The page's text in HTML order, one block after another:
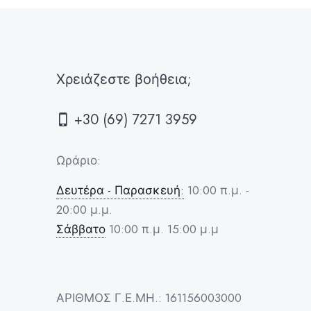
Χρειάζεστε βοήθεια;
+30 (69) 7271 3959
Ωράριο:
Δευτέρα - Παρασκευή: 10:00 π.μ. -
20:00 μ.μ.
Σάββατο 10:00 π.μ. 15:00 μ.μ
ΑΡΙΘΜΟΣ Γ.Ε.ΜΗ.: 161156003000